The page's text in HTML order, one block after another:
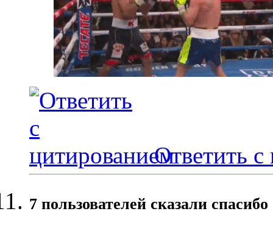
Ответить с
7 пользователей сказали